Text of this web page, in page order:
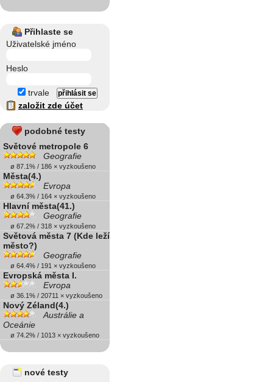
Přihlaste se
Uživatelské jméno
Heslo
trvale
založit zde účet
podobné testy
Světové metropole 6
Geografie
ø 87.1% / 186 × vyzkoušeno
Města(4.)
Evropa
ø 64.3% / 164 × vyzkoušeno
Hlavní města(41.)
Geografie
ø 67.2% / 318 × vyzkoušeno
Světová města 7 (Kde leží
město?)
Geografie
ø 64.4% / 191 × vyzkoušeno
Evropská města I.
Evropa
ø 36.1% / 20711 × vyzkoušeno
Nový Zéland(4.)
Austrálie a
Oceánie
ø 74.2% / 1013 × vyzkoušeno
nové testy